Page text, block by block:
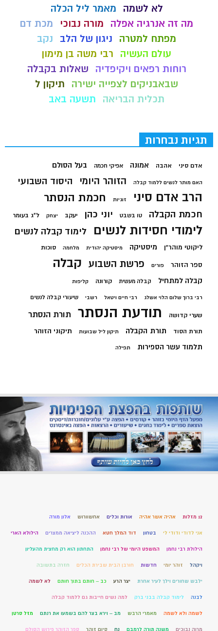
לא לשמה
מאמר ליל הכלה
מה זה אנרגיה אפלה
מורה נבוכי
מכת דם
מפתח למטרה
ניגון של הלב
נקב
עולם העשיה
רבי משה בן מימון
רוחות רפאים ויקיפדיה
שאלות בקבלה
שבאבניקים לצפייה ישירה
תיקון ל
תכלית הבריאה
תשעה באב
תגיות נבחרות
אדם סיני אהבה אמונה אפיקי חכמה בעל הסולם
האם מותר לנשים ללמוד קבלה הזוהר היומי היסוד השבועי
הרב אדם סיני זוגיות חכמת הנסתר
חכמת הקבלה טו בשבט יוני כהן יעקב יצחק ל"ג בעומר
לימודי חסידות לנשים לימוד קבלה לנשים
ליקוטי מוהר"ן מיסטיקה מיסטיקה יהודית מלחמה סוכות
ספר הזוהר פורים פרשת השבוע קבלה
קבלה למתחיל קבלה מעשית קורונה קליפות
רבי ברוך שלום הלוי אשלג רבי חיים ויטאל רשבי שיעורי קבלה לנשים
שערי קדושה תודעת הנסתר תורת הנסתר
תורת הסוד תורת הקבלה תיקון ליל שבועות תיקוני הזוהר
תלמוד עשר הספירות תפילה
12 מזלות אהיה אשר אהיה אורות וכלים אחשוורוש אלון מורה
אני לדודי ודודי לי בטחון דוד המלך חטא ההכנה ליציאה ממצרים הילולא הארי
הילולת רבי נחמן המשפט היומי של רבי נחמן התחתון הוא רק מחצית מהעליון
ויקהל זוהר יומי חדשות חורבן הבית שבירת הכלים חזרה בתשובה
ילבש שחורים וילך לעיר אחרת יצר הרע כב – חותם בתוך חותם לא לשמה
לבנה לימוד קבלה בבני ברק למה נשים חייבות גם ללמוד קבלה
לשמה ולא לשמה מאמרי הרבש מב – וירא בצר להם בשמעו את רנתם מזל סרטן
מרוה נבוכים משנה תורה לרמבם נח סיום זוהר ספר הזוהר פירוש הסולם